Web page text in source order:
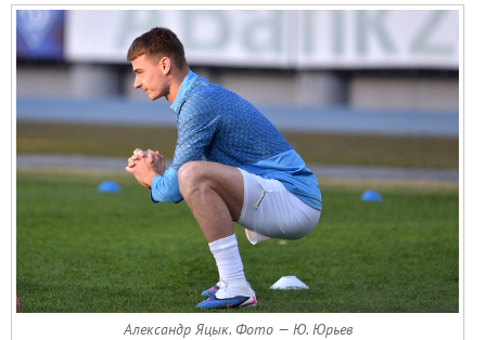
Александр Яцык. Фото — Ю. Юрьев